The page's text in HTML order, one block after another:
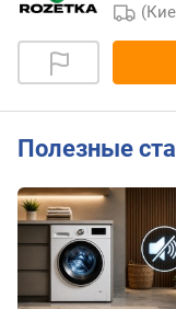
Полезные